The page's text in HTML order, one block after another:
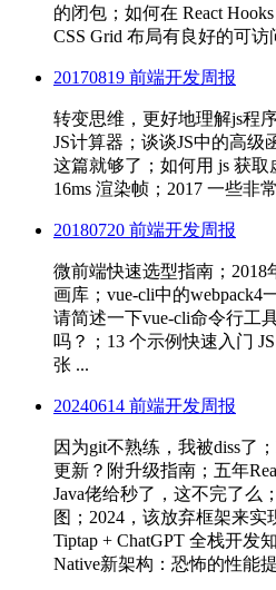
的闭包；如何在 React
CSS Grid 布局有良好的可访
20170819 前端开发周报
转变思维，更好地理解js程
JS计算器；谈谈JS中的高级
这篇就够了；如何用 js 获
16ms 渲染帧；2017 一些非
20180720 前端开发周报
微前端快速选型指南；2018
画库；vue-cli中的webpack4
请简述一下vue-cli命令行工
吗？；13 个示例快速入门
张 ...
20240614 前端开发周报
因为git不熟练，我被diss了
更新？附升级指南；五年
Java佬给秒了，这不完了么
图；2024，该放弃框架来实
Tiptap + ChatGPT 全栈开发
Native新架构：恐怖的性能